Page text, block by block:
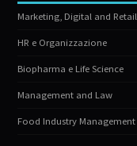
Marketing, Digital and Retail
HR e Organizzazione
Biopharma e Life Science
Management and Law
Food Industry Management